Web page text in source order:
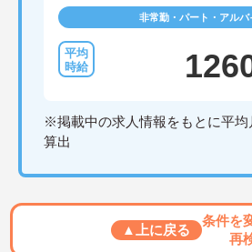
非常勤・パート・アルバ
※掲載中の求人情報をもとに平均
算出
▲上に戻る
条件を
再